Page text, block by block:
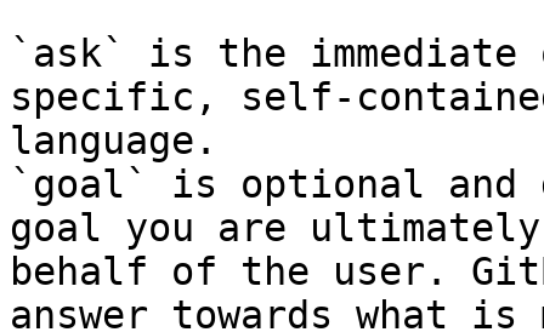
`ask` is the
specific, self-
language.
`goal` is optional and
goal you are
behalf of the user.
answer towards what